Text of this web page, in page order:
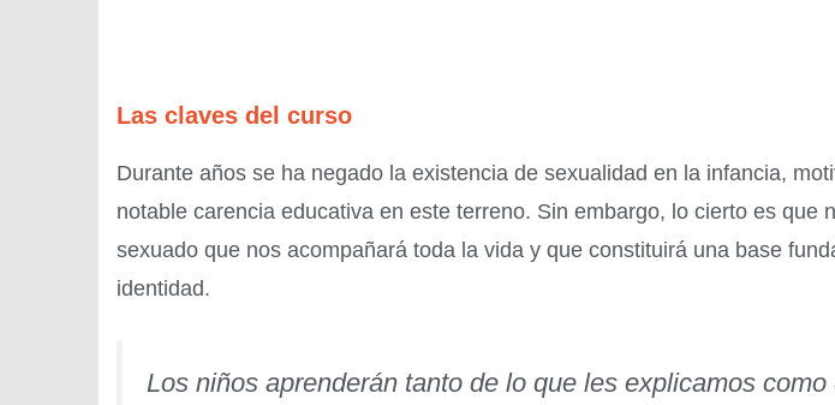
Las claves del curso
Durante años se ha negado la existencia de sexualidad en la infancia,
notable carencia educativa en este terreno. Sin embargo, lo cierto es que
sexuado que nos acompañará toda la vida y que constituirá una base
identidad.
Los niños aprenderán tanto de lo que les explicamos como